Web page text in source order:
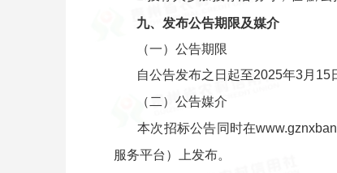
九、发布公告期限及媒介
（一）公告期限
自公告发布之日起至2025年3月15
（二）公告媒介
本次招标公告同时在
服务平台）上发布。